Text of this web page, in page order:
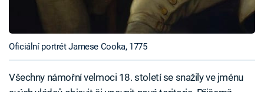
Oficiální portrét Jamese Cooka, 1775
Všechny námořní velmoci 18. století se snažily ve jménu